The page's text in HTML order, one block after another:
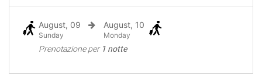
August, 09
Sunday
August, 10
Monday
Prenotazione per 1 notte